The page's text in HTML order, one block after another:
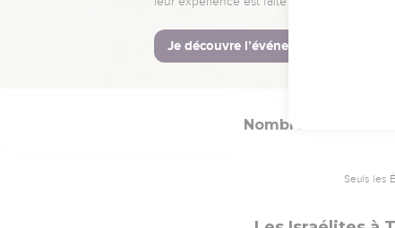
רִֽבְב֖וֹת אַלְפֵ֥י יִשְׂרָאֵֽל׃ ׆
Hébreu : © Westminster
Nombres
Seuls les